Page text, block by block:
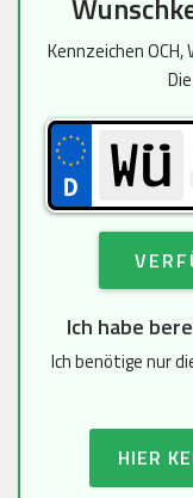
springen
Kennzeichen
Ich habe
Ich benötige nur
HIER